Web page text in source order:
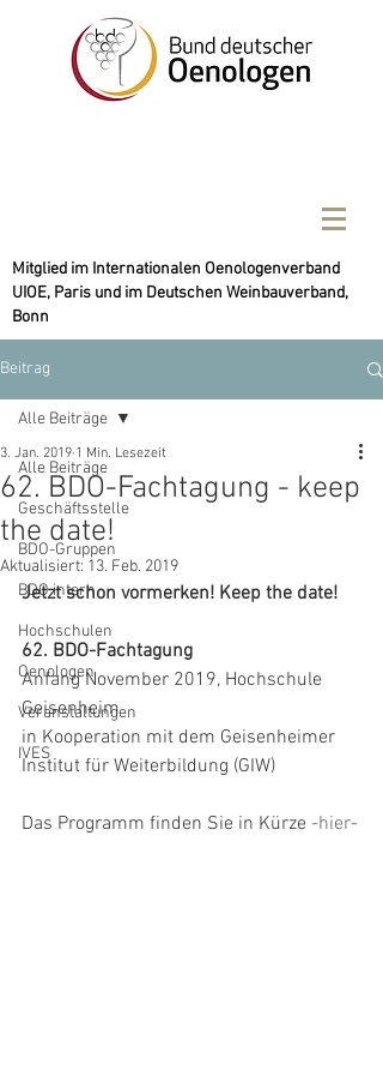
Mitglied im Internationalen Oenologenverband
UIOE, Paris und im Deutschen Weinbauverband,
Bonn
Beitrag
Alle Beiträge
Geschäftsstelle
BDO-Gruppen
BDO intern
Hochschulen
Oenologen
Veranstaltungen
IVES
Alle Beiträge
62. BDO-Fachtagung - keep
the date!
3. Jan. 2019 1 Min. Lesezeit
Aktualisiert: 13. Feb. 2019
Jetzt schon vormerken! Keep the date!
62. BDO-Fachtagung
Anfang November 2019, Hochschule
Geisenheim
in Kooperation mit dem Geisenheimer
Institut für Weiterbildung (GIW)
Das Programm finden Sie in Kürze -hier-